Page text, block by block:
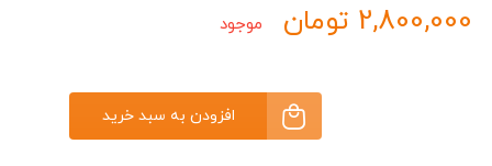
2,800,000 تومان موجود
افزودن به سبد خرید